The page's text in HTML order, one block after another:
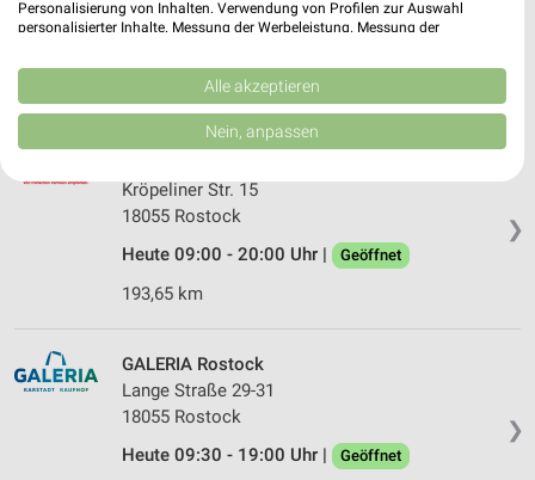
18069 Rostock
❯
Kröpeliner Str. 15
18055 Rostock
Heute 09:00 - 20:00 Uhr |
Geöffnet
193,65 km
❯
GALERIA Rostock
Lange Straße 29-31
18055 Rostock
Heute 09:30 - 19:00 Uhr |
Geöffnet
Personalisierung von Inhalten. Verwendung von Profilen zur Auswahl
personalisierter Inhalte. Messung der Werbeleistung. Messung der
Kombinationen von Daten aus verschiedenen Quellen. Entwicklung und
Verbesserung der Angebote. Verwendung reduzierter Daten zur Auswahl
von Inhalten.
Daten können außerhalb der Europäischen Union weitergegeben und in die
Website/App.
Partnerliste anzeigen (1 IAB-Anbieter)
Wir nutzen Ihre Daten für folgende Zwecke:
Verwendung reduzierter Daten zur Auswahl von
Werbeanzeigen
Erstellung von Profilen für personalisierte
Alle akzeptieren
Nein, anpassen